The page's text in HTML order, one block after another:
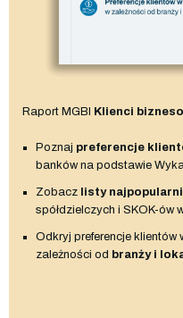
Raport MGBI Klienci
Poznaj preferencje
banków na podstawie
Zobacz listy
spółdzielczych i SKOK-ów
Odkryj preferencje klientów
zależności od branży i